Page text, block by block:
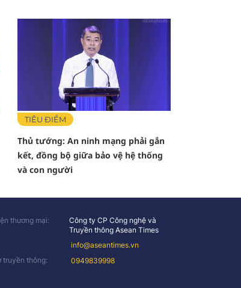
TIÊU ĐIỂM
Thủ tướng: An ninh mạng phải gắn
kết, đồng bộ giữa bảo vệ hệ thống
và con người
thương mại:
Công ty CP Công nghệ và
Truyền thông Asean Times
info@aseantimes.vn
truyền thông:
0949839998